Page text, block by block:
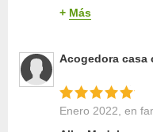
+ Más
Acogedora casa
Enero 2022 , en